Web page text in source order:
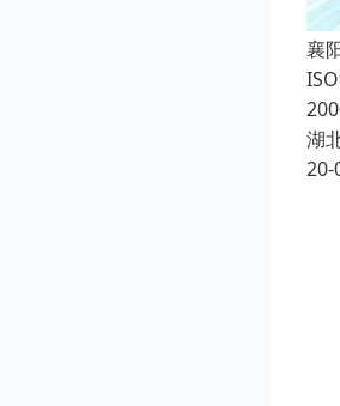
襄
湖
20-